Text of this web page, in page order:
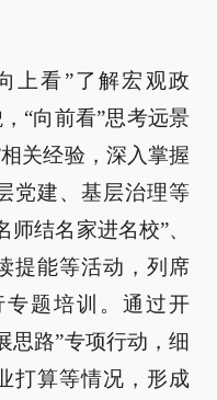
上看”了解宏观政
“向前看”思考远景
关经验，深入掌握
党建、基层治理等
结名家进名校”、
提能等活动，列席
题培训。通过开
思路”专项行动，细
打算等情况，形成